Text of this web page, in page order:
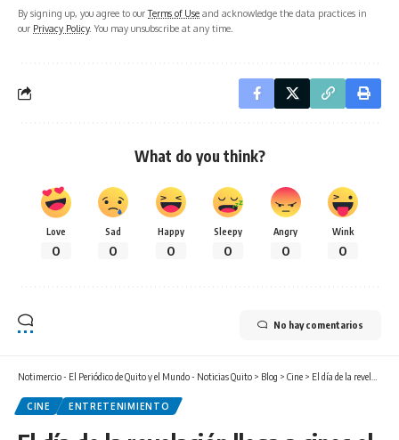
By signing up, you agree to ourTerms of Use and acknowledge the data practices in
our Privacy Policy. You may unsubscribe at any time.
What do you think?
Love
0
Sad
0
Happy
0
Sleepy
0
Angry
0
Wink
0
No hay comentarios
Notimercio - El Periódico de Quito y el Mundo - Noticias Quito > Blog > Cine > El día de la revelación llega a cines el 11 de junio con el regreso de Steven Spielberg a la ciencia ficción
CINE ENTRETENIMIENTO